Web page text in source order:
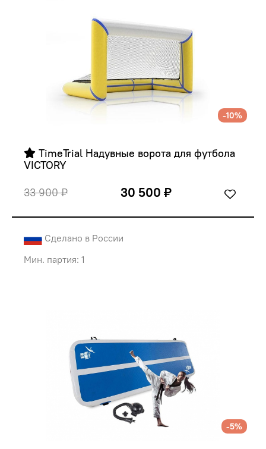
-10%
TimeTrial Надувные ворота для футбола
VICTORY
33 900 ₽
30 500 ₽
Сделано в России
Мин. партия: 1
-5%